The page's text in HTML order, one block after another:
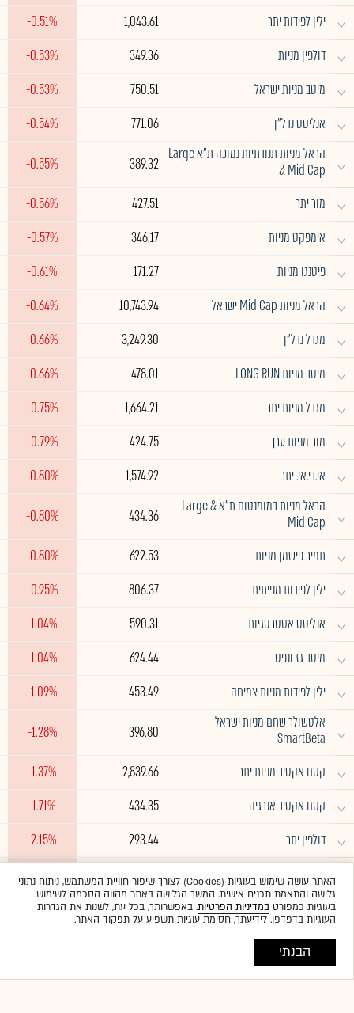
^ ילין לפידות יתר 1,043.61
-0.51%
^ דולפין מניות 349.36
-0.53%
^ מיטב מניות ישראל 750.51
-0.53%
^ אנליסט נדל"ן 771.06
-0.54%
^
הראל מניות תנודתיות נמוכה ת"א Large
& Mid Cap
389.32
-0.55%
^ מור יתר 427.51
-0.56%
^ אימפקט מניות 346.17
-0.57%
^ פיטנגו מניות 171.27
-0.61%
^ הראל מניות Mid Cap ישראל 10,743.94
-0.64%
^ מגדל נדל"ן 3,249.30
-0.66%
^ מיטב מניות LONG RUN 478.01
-0.66%
^ מגדל מניות יתר 1,664.21
-0.75%
^ מור מניות ערך 424.75
-0.79%
^ אי.בי.אי. יתר 1,574.92
-0.80%
^
הראל מניות במומנטום ת"א Large &
Mid Cap
434.36
-0.80%
^ תמיר פישמן מניות 622.53
-0.80%
^ ילין לפידות מנייתית 806.37
-0.95%
^ אנליסט אסטרטגיות 590.31
-1.04%
^ מיטב גז ונפט 624.44
-1.04%
^ ילין לפידות מניות צמיחה 453.49
-1.09%
^
אלטשולר שחם מניות ישראל
SmartBeta
396.80
-1.28%
^ קסם אקטיב מניות יתר 2,839.66
-1.37%
^ קסם אקטיב אנרגיה 434.35
-1.71%
^ דולפין יתר 293.44
-2.15%
איילון אנרגיה ירוקה ישראל 135.87
-3.34%
האתר עושה שימוש בעוגיות (Cookies) לצורך שיפור חוויית המשתמש, ניתוח נתוני
גלישה והתאמת תכנים אישית. המשך הגלישה באתר מהווה הסכמה לשימוש
בעוגיות כמפורטבמדיניות הפרטיות. באפשרותך, בכל עת, לשנות את הגדרות
העוגיות בדפדפן. לידיעתך, חסימת עוגיות תשפיע על תפקוד האתר.
הבנתי